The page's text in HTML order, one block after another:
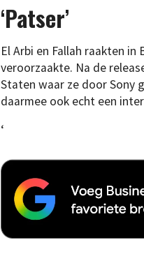
‘Patser’
El Arbi en Fallah raakten in
veroorzaakte. Na de
Staten waar ze door Sony
daarmee ook echt een
‘